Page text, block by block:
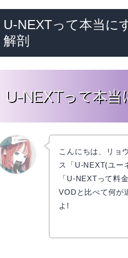
U-NEXTって本当に
解剖
こんにちは、リョ
ス「U-NEXT(ユー
「U-NEXTって料
VODと比べて何が
よ!